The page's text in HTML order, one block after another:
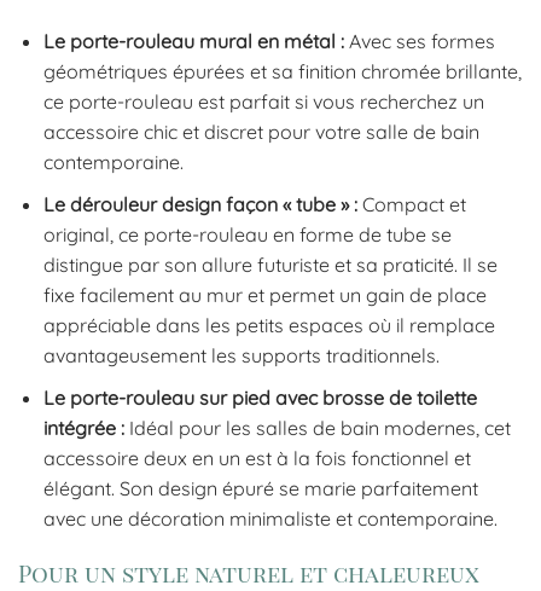
Le porte-rouleau mural en métal :Avec ses formes
géométriques épurées et sa finition chromée brillante,
ce porte-rouleau est parfait si vous recherchez un
accessoire chic et discret pour votre salle de bain
contemporaine.
Le dérouleur design façon « tube » :Compact et
original, ce porte-rouleau en forme de tube se
distingue par son allure futuriste et sa praticité. Il se
fixe facilement au mur et permet un gain de place
appréciable dans les petits espaces où il remplace
avantageusement les supports traditionnels.
Le porte-rouleau sur pied avec brosse de toilette
intégrée :Idéal pour les salles de bain modernes, cet
accessoire deux en un est à la fois fonctionnel et
élégant. Son design épuré se marie parfaitement
avec une décoration minimaliste et contemporaine.
Pour un style naturel et chaleureux